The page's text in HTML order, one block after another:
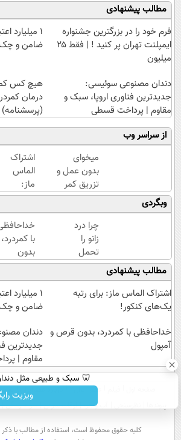
مطالب پیشنهادی
فرم خود را در بزرگترین جشنواره
ایمپلنت تهران پر کنید ! | فقط ۲۵
میلیون
۱ میلیارد
ضامن و
دندان مصنوعی سوئیسی:
جدیدترین فناوری اروپا، سبک و
مقاوم | پرداخت قسطی
هیچ کس
درمان
(پرسشنامه)
از سراسر وب
میخوای
بدون عمل و
تزریق کمر
دردت خوب
شه؟
◂پرسش‌نامه
رو پرکن
اشتراک
الماس
ماز:
برای
رتبه
یک‌های
کنکور!
وبگردی
چرا درد
زانو را
تحمل
می‌کنی؟
خیلی
ساده
کن
با کمردرد،
بدون
قرص و
آمپول
مطالب پیشنهادی
اشتراک الماس ماز: برای رتبه
یک‌های کنکور!
۱ میلیارد
ضامن و
خداحافظی با کمردرد، بدون قرص و
آمپول
دندان
جدیدترین
مقاوم |
🦷 سبک و طبیعی مثل
پرداختویزیت عصر ایران۲
آب و هوا اوقات شرعی سواد زندگی
كليه حقوق محفوظ است، استفاده از مطالب با ذكر